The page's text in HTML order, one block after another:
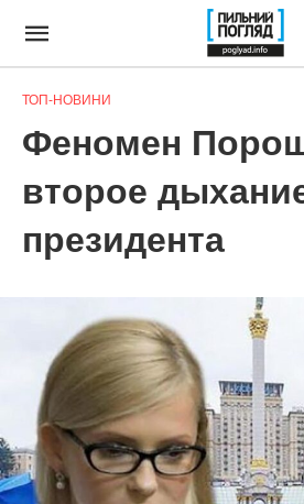
ТОП-НОВИНИ
Феномен
второе
президента